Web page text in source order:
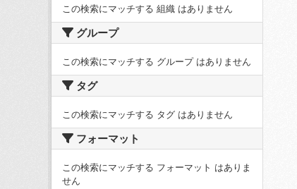
この検索にマッチする 組織 はありません
グループ
この検索にマッチする グループ はありません
タグ
この検索にマッチする タグ はありません
フォーマット
この検索にマッチする フォーマット はありま
せん